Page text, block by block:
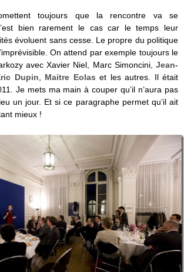
toujours que la rencontre va se
bien rarement le cas car le temps leur
évoluent sans cesse. Le propre du politique
On attend par exemple toujours le
avec Xavier Niel, Marc Simoncini, Jean-
Dupin Maitre Eolas et les autres. Il était
Je mets ma main à couper qu’il n’aura pas
un jour. Et si ce paragraphe permet qu’il ait
mieux !